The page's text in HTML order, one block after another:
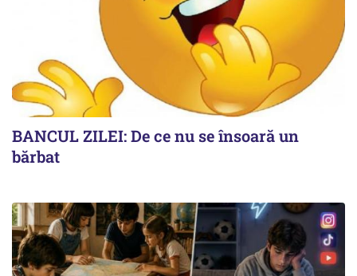
BANCUL ZILEI: De ce nu se însoară un
bărbat